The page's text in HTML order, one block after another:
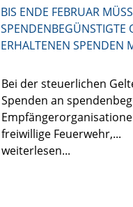
BIS ENDE FEBRUAR
SPENDENBEGÜNSTIGTE
ERHALTENEN SPENDEN
Bei der steuerlichen
Spenden an
freiwillige Feuerwehr,...
weiterlesen...